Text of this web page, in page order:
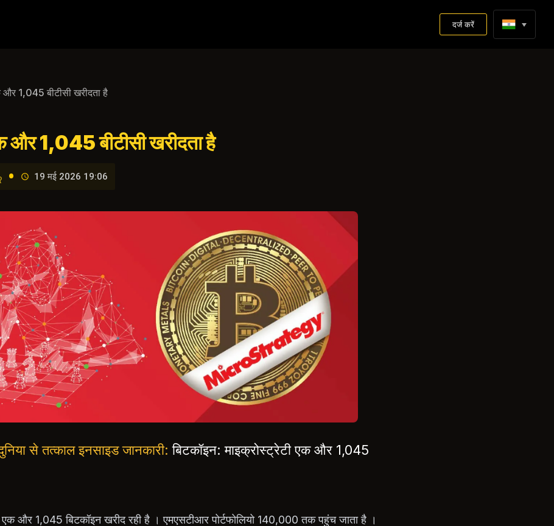
दर्ज करें
1,045 बीटीसी खरीदता है
और 1,045 बीटीसी खरीदता है
• 19 मई 2026 19:06
दुनिया से तत्काल इनसाइड जानकारी:बिटकॉइन: माइक्रोस्ट्रेटी एक और 1,045
और 1,045 बिटकॉइन खरीद रही है । एमएसटीआर पोर्टफोलियो 140,000 तक पहुंच जाता है ।